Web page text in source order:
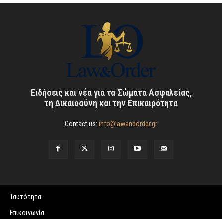
Ειδήσεις και νέα για τα Σώματα Ασφαλείας,
τη Δικαιοσύνη και την Επικαιρότητα
Contact us: info@lawandorder.gr
Ταυτότητα
Επικοινωνία